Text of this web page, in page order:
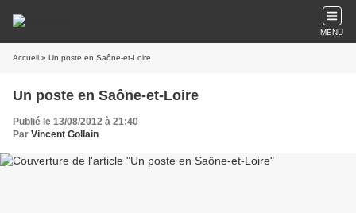
MENU
Accueil » Un poste en Saône-et-Loire
Un poste en Saône-et-Loire
Publié le 13/08/2012 à 21:40
Par Vincent Gollain